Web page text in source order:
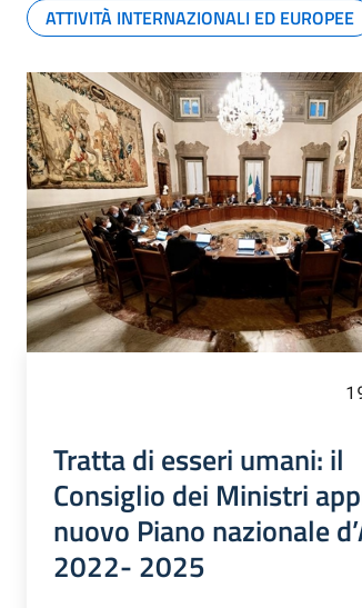
ATTIVITÀ INTERNAZIONALI ED EUROPEE
Tratta di esseri umani: il
Consiglio dei Ministri
nuovo Piano nazionale
2022- 2025